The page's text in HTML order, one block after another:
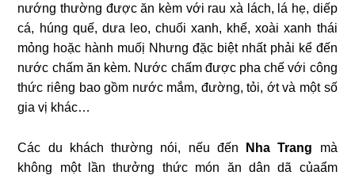
nướng thường được ăn kèm với rau xà lách, lá hẹ, diếp
cá, húng quế, dưa leo, chuối xanh, khế, xoài xanh thái
mỏng hoặc hành muốị Nhưng đặc biệt nhất phải kể đến
nước chấm ăn kèm. Nước chấm được pha chế với công
thức riêng bao gồm nước mắm, đường, tỏi, ớt và một số
gia vị khác…
Các du khách thường nói, nếu đến Nha Trang mà
không một lần thưởng thức món ăn dân dã củaẩm